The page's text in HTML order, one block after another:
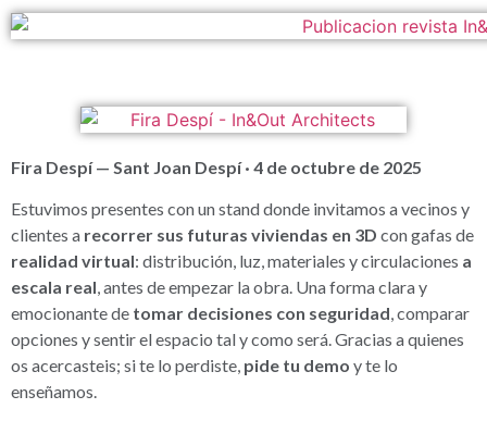
Fira Despí — Sant Joan Despí · 4 de octubre de 2025
Estuvimos presentes con un stand donde invitamos a vecinos y
clientes a recorrer sus futuras viviendas en 3D con gafas de
realidad virtual: distribución, luz, materiales y circulaciones a
escala real, antes de empezar la obra. Una forma clara y
emocionante de tomar decisiones con seguridad, comparar
opciones y sentir el espacio tal y como será. Gracias a quienes
os acercasteis; si te lo perdiste, pide tu demo y te lo
enseñamos.